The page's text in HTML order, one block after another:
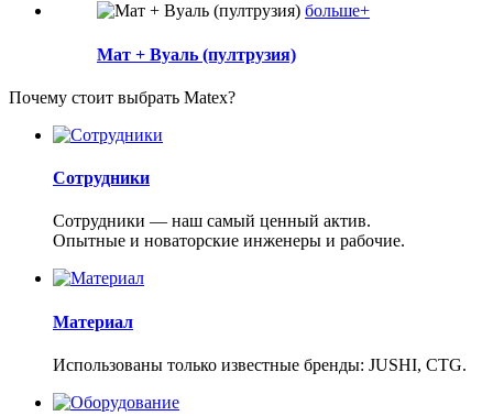
больше+
Мат + Вуаль (пултрузия)
Почему стоит выбрать Matex?
Сотрудники
Сотрудники — наш самый ценный актив.
Опытные и новаторские инженеры и рабочие.
Материал
Использованы только известные бренды: JUSHI, CTG.